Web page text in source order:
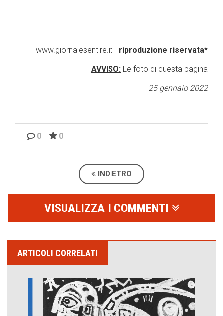
www.giornalesentire.it - riproduzione riservata*
AVVISO: Le foto di questa pagina
25 gennaio 2022
0 0
INDIETRO
VISUALIZZA I COMMENTI
ARTICOLI CORRELATI